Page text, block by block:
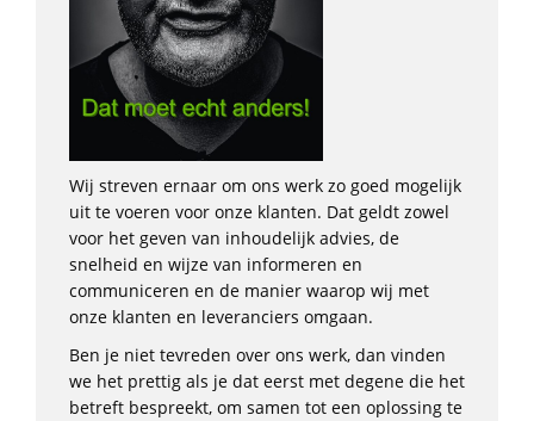
Wij streven ernaar om ons werk zo goed mogelijk
uit te voeren voor onze klanten. Dat geldt zowel
voor het geven van inhoudelijk advies, de
snelheid en wijze van informeren en
communiceren en de manier waarop wij met
onze klanten en leveranciers omgaan.
Ben je niet tevreden over ons werk, dan vinden
we het prettig als je dat eerst met degene die het
betreft bespreekt, om samen tot een oplossing te